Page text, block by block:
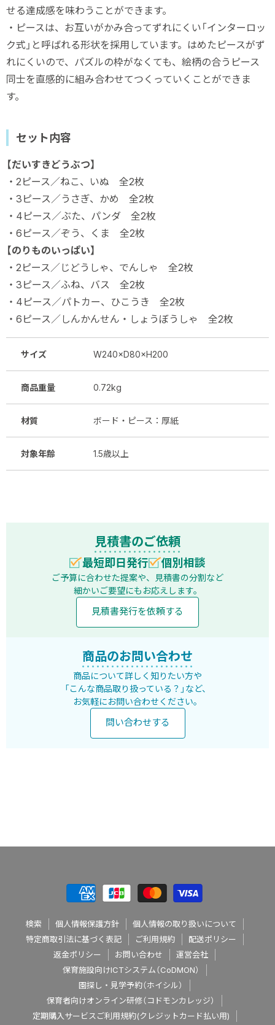
せる達成感を味わうことができます。
・ピースは、お互いがかみ合ってずれにくい「インターロッ
ク式」と呼ばれる形状を採用しています。はめたピースがず
れにくいので、パズルの枠がなくても、絵柄の合うピース
同士を直感的に組み合わせてつくっていくことができま
す。
セット内容
【だいすきどうぶつ】
・2ピース／ねこ、いぬ 全2枚
・3ピース／うさぎ、かめ 全2枚
・4ピース／ぶた、パンダ 全2枚
・6ピース／ぞう、くま 全2枚
【のりものいっぱい】
・2ピース／じどうしゃ、でんしゃ 全2枚
・3ピース／ふね、バス 全2枚
・4ピース／パトカー、ひこうき 全2枚
・6ピース／しんかんせん・しょうぼうしゃ 全2枚
サイズ W240×D80×H200
商品重量 0.72kg
材質 ボード・ピース：厚紙
対象年齢 1.5歳以上
見積書のご依頼
最短即日発行 個別相談
ご予算に合わせた提案や、見積書の分割など
細かいご要望にもお応えします。
見積書発行を依頼する
商品のお問い合わせ
商品について詳しく知りたい方や
「こんな商品取り扱っている？」など、
お気軽にお問い合わせください。
問い合わせする
検索 個人情報保護方針
個人情報の取り扱いについて
特定商取引法に基づく表記
ご利用規約
配送ポリシー
返金ポリシー
お問い合わせ
運営会社
保育施設向けICTシステム（CoDMON）
園探し・見学予約（ホイシル）
保育者向けオンライン研修（コドモンカレッジ）
定期購入サービスご利用規約(クレジットカード払い用)